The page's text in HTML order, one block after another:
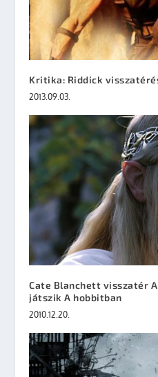
Kritika: Riddick
2013.09.03.
Cate Blanchett visszatér
játszik A hobbitban
2010.12.20.